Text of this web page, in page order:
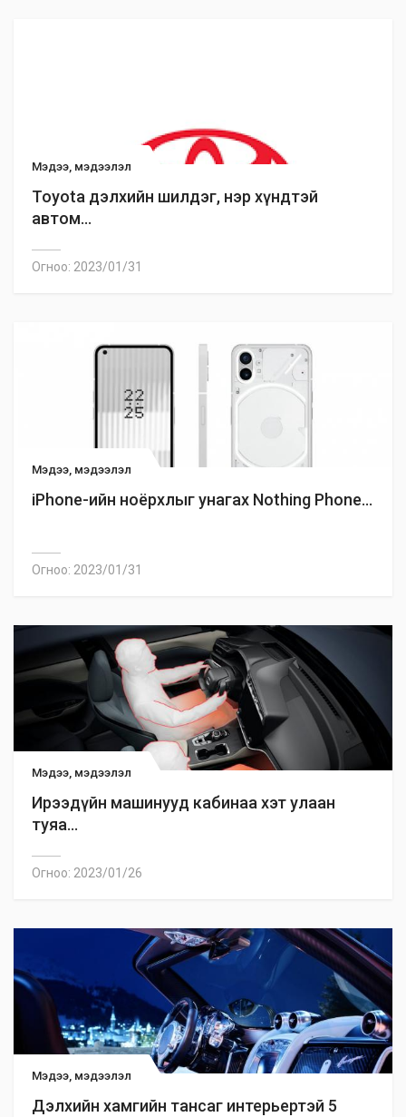
Мэдээ, мэдээлэл
Toyota дэлхийн шилдэг, нэр хүндтэй
автом...
Огноо: 2023/01/31
Мэдээ, мэдээлэл
iPhone-ийн ноёрхлыг унагах Nothing Phone...
Огноо: 2023/01/31
Мэдээ, мэдээлэл
Ирээдүйн машинууд кабинаа хэт улаан
туяа...
Огноо: 2023/01/26
Мэдээ, мэдээлэл
Дэлхийн хамгийн тансаг интерьертэй 5